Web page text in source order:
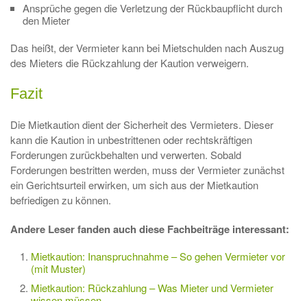
Ansprüche gegen die Verletzung der Rückbaupflicht durch
den Mieter
Das heißt, der Vermieter kann bei Mietschulden nach Auszug
des Mieters die Rückzahlung der Kaution verweigern.
Fazit
Die Mietkaution dient der Sicherheit des Vermieters. Dieser
kann die Kaution in unbestrittenen oder rechtskräftigen
Forderungen zurückbehalten und verwerten. Sobald
Forderungen bestritten werden, muss der Vermieter zunächst
ein Gerichtsurteil erwirken, um sich aus der Mietkaution
befriedigen zu können.
Andere Leser fanden auch diese Fachbeiträge interessant:
Mietkaution: Inanspruchnahme – So gehen Vermieter vor
(mit Muster)
Mietkaution: Rückzahlung – Was Mieter und Vermieter